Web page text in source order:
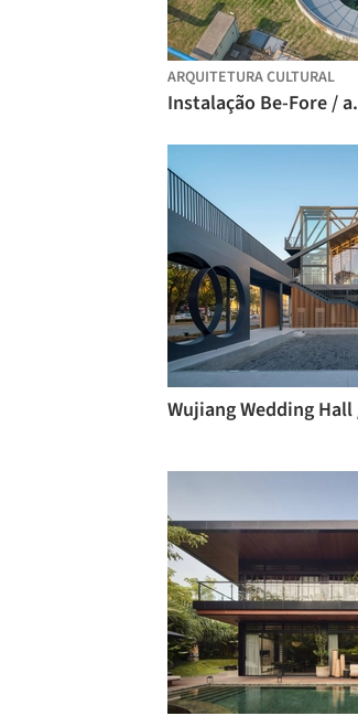
ARQUITETURA CULTURAL
Instalação Be-Fore /